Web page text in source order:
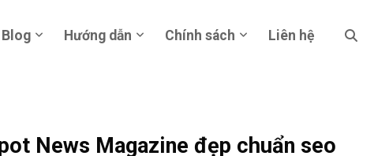
Blog Hướng dẫn Chính sách Liên hệ
News Magazine đẹp chuẩn seo